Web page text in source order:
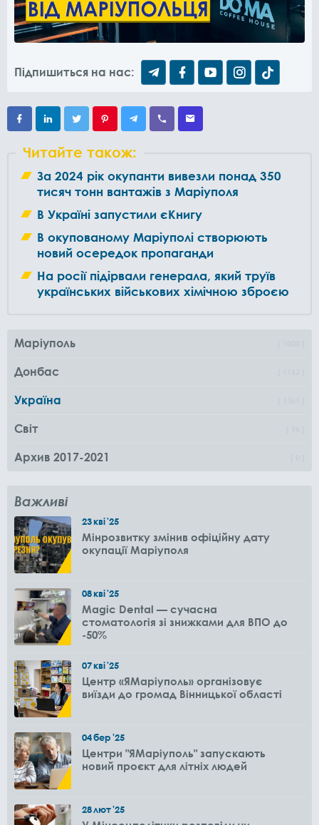
Підпишиться на нас:
Читайте також:
За 2024 рік окупанти вивезли понад 350
тисяч тонн вантажів з Маріуполя
В Україні запустили єКнигу
В окупованому Маріуполі створюють
новий осередок пропаганди
На росії підірвали генерала, який труїв
українських військових хімічною зброєю
Маріуполь
Донбас
Україна
Світ
Архив 2017-2021
Важливі
23кві'25
Мінрозвитку змінив офіційну дату
окупації Маріуполя
08кві'25
Magic Dental — сучасна
стоматологія зі знижками для ВПО до
-50%
07кві'25
Центр «ЯМаріуполь» організовує
виїзди до громад Вінницької області
04бер'25
Центри "ЯМаріуполь" запускають
новий проєкт для літніх людей
28лют'25